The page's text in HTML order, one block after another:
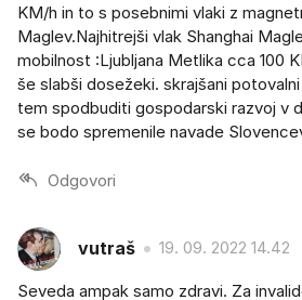
KM/h in to s posebnimi vlaki z
Maglev.Najhitrejši vlak Shanghai
mobilnost :Ljubljana Metlika cca 100
še slabši dosežeki. skrajšani
tem spodbuditi gospodarski razvoj v
se bodo spremenile navade
Odgovori
vutraš 19. 09. 2022 14.42
Seveda ampak samo zdravi. Za